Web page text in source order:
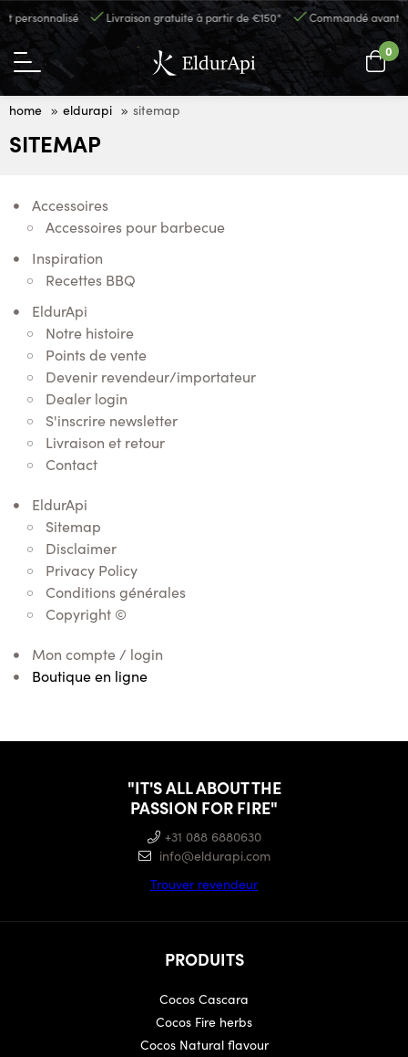
Livraison gratuite à partir de €150* Commandé avant
0
home eldurapi sitemap
SITEMAP
Accessoires
Accessoires pour barbecue
Inspiration
Recettes BBQ
EldurApi
Notre histoire
Points de vente
Devenir revendeur/importateur
Dealer login
S'inscrire newsletter
Livraison et retour
Contact
EldurApi
Sitemap
Disclaimer
Privacy Policy
Conditions générales
Copyright ©
Mon compte / login
Boutique en ligne
"IT'S ALL ABOUT THE
PASSION FOR FIRE"
+31 088 6880630
info@eldurapi.com
Trouver revendeur
PRODUITS
Cocos Cascara
Cocos Fire herbs
Cocos Natural flavour